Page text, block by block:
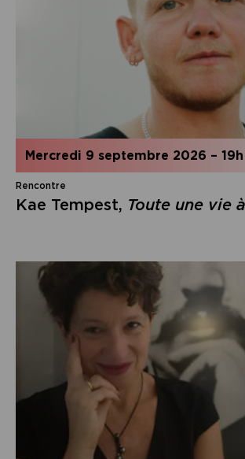
mercredi 9 septembre 2026 – 19h
Rencontre
Kae Tempest, Toute une vie